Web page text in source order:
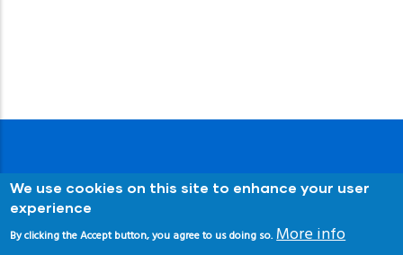
We use cookies on this site to enhance your user
experience
By clicking the Accept button, you agree to us doing so. More info